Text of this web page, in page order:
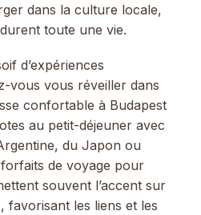
dans la culture locale,
toute une vie.
d’expériences
vous vous réveiller dans
confortable à Budapest
au petit-déjeuner avec
du Japon ou
forfaits de voyage pour
souvent l’accent sur
favorisant les liens et les